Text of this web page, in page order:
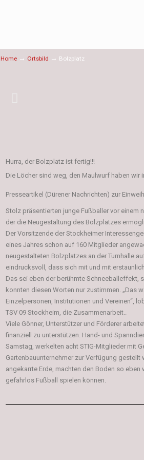
Home → Ortsbild → Bolzplatz
Hurra, der Bolzplatz ist fertig!!!
Die Löcher sind weg, den Maulwurf haben wir
Presseartikel (Dürener Nachrichten) zur
Stolz präsentierten junge Fußballer vor einem
der die Neugestaltung des Bolzplatzes
Der Vorsitzende der Stockheimer
eines Jahres schon auf 160 Mitglieder
neugestalteten Bolzplatzes an der Turnhalle
eindrucksvoll, dass sich mit und mit
Das sei eben der berühmte Schneeballeffekt,
konnten diesen Worten nur zustimmen. „Das
Einzelpersonen, Institutionen und Vereinen“,
TSV 09 Stockheim, die Zusammenarbeit..
Viele Gönner, Unterstützer und Förderer
finanziell zu unterstützen. Hand- und
Samstag, werkelten acht STIG-Mitglieder mit
Gartenbauunternehmer zur Verfügung
angekarrte Erde, machten den Boden so
gefahrlos Fußball spielen können.